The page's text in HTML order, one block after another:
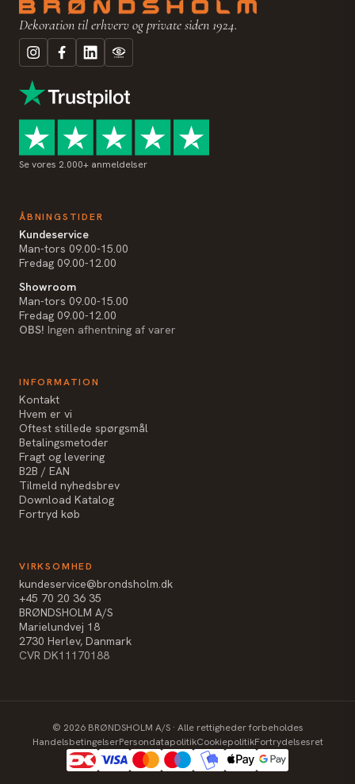
Dekoration til erhverv og private siden 1924.
Se vores 2.000+ anmeldelser
ÅBNINGSTIDER
Kundeservice
Man-tors 09.00-15.00
Fredag 09.00-12.00
Showroom
Man-tors 09.00-15.00
Fredag 09.00-12.00
OBS! Ingen afhentning af varer
INFORMATION
Kontakt
Hvem er vi
Oftest stillede spørgsmål
Betalingsmetoder
Fragt og levering
B2B / EAN
Tilmeld nyhedsbrev
Download Katalog
Fortryd køb
VIRKSOMHED
kundeservice@brondsholm.dk
+45 70 20 36 35
BRØNDSHOLM A/S
Marielundvej 18
2730 Herlev, Danmark
CVR DK11170188
© 2026BRØNDSHOLM A/S · Alle rettigheder forbeholdes
HandelsbetingelserPersondatapolitikCookiepolitikFortrydelsesret